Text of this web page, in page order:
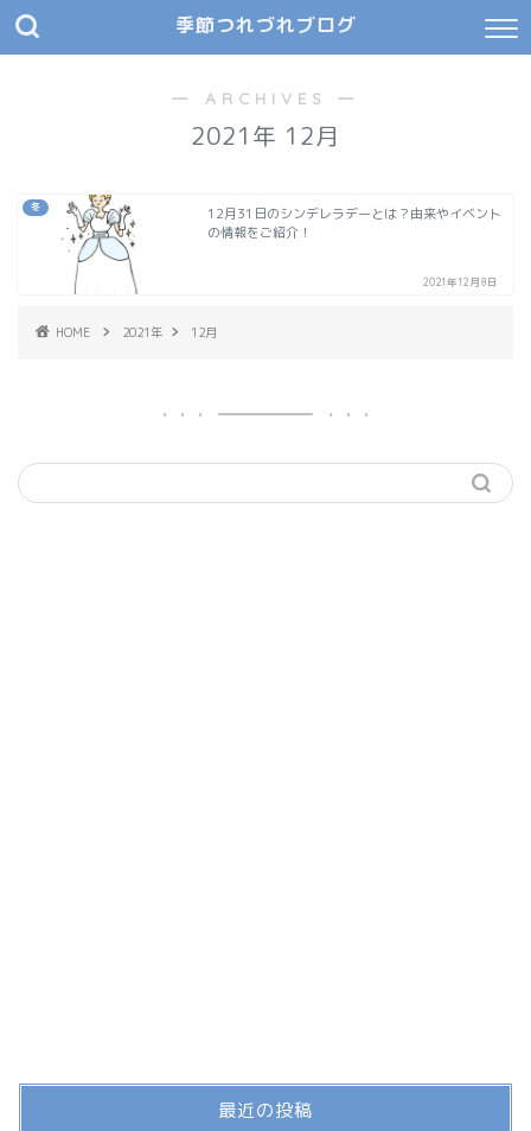
季節つれづれブログ
― ARCHIVES ―
2021年 12月
冬
12月31日のシンデレラデーとは？由来やイベント
の情報をご紹介！
2021年12月8日
HOME 2021年 12月
最近の投稿